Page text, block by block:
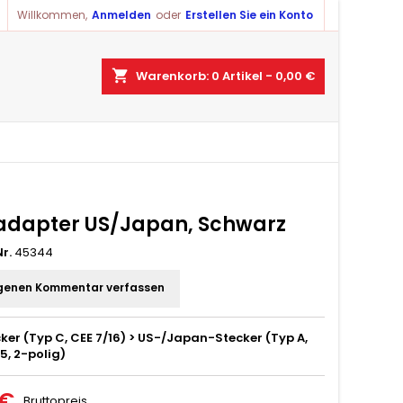
Willkommen, Anmelden oder Erstellen Sie ein Konto
shopping_cart Warenkorb: 0 Artikel - 0,00 €
US/Japan, Schwarz
45344
Kommentar verfassen
(Typ C, CEE 7/16) > US-/Japan-Stecker (Typ A,
2-polig)